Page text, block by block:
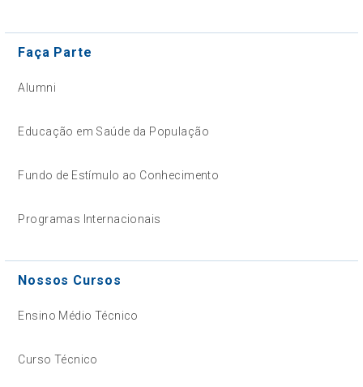
Faça Parte
Alumni
Educação em Saúde da População
Fundo de Estímulo ao Conhecimento
Programas Internacionais
Nossos Cursos
Ensino Médio Técnico
Curso Técnico